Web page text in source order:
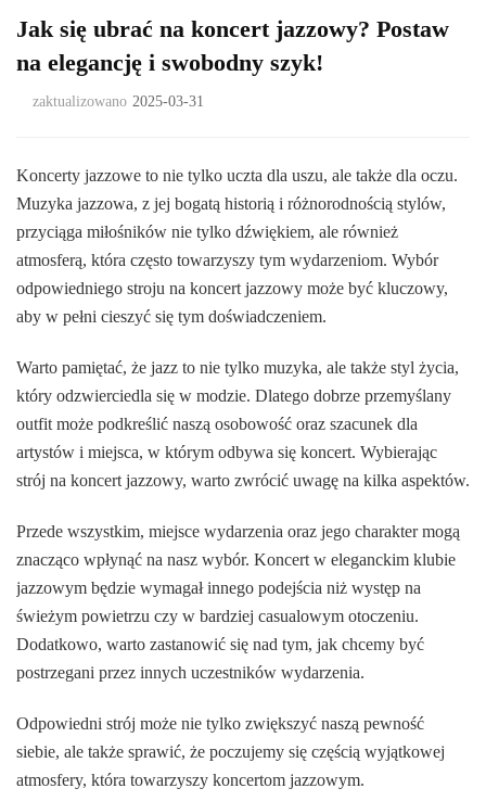
Jak się ubrać na koncert jazzowy? Postaw
na elegancję i swobodny szyk!
zaktualizowano 2025-03-31
Koncerty jazzowe to nie tylko uczta dla uszu, ale także dla oczu.
Muzyka jazzowa, z jej bogatą historią i różnorodnością stylów,
przyciąga miłośników nie tylko dźwiękiem, ale również
atmosferą, która często towarzyszy tym wydarzeniom. Wybór
odpowiedniego stroju na koncert jazzowy może być kluczowy,
aby w pełni cieszyć się tym doświadczeniem.
Warto pamiętać, że jazz to nie tylko muzyka, ale także styl życia,
który odzwierciedla się w modzie. Dlatego dobrze przemyślany
outfit może podkreślić naszą osobowość oraz szacunek dla
artystów i miejsca, w którym odbywa się koncert. Wybierając
strój na koncert jazzowy, warto zwrócić uwagę na kilka aspektów.
Przede wszystkim, miejsce wydarzenia oraz jego charakter mogą
znacząco wpłynąć na nasz wybór. Koncert w eleganckim klubie
jazzowym będzie wymagał innego podejścia niż występ na
świeżym powietrzu czy w bardziej casualowym otoczeniu.
Dodatkowo, warto zastanowić się nad tym, jak chcemy być
postrzegani przez innych uczestników wydarzenia.
Odpowiedni strój może nie tylko zwiększyć naszą pewność
siebie, ale także sprawić, że poczujemy się częścią wyjątkowej
atmosfery, która towarzyszy koncertom jazzowym.